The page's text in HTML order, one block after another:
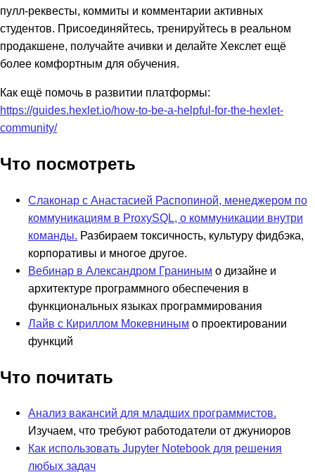
пулл-реквесты, коммиты и комментарии активных
студентов. Присоединяйтесь, тренируйтесь в реальном
продакшене, получайте ачивки и делайте Хекслет ещё
более комфортным для обучения.
Как ещё помочь в развитии платформы:
https://guides.hexlet.io/how-to-be-a-helpful-for-the-hexlet-
community/
Что посмотреть
Слаконар с Анастасией Распопиной, менеджером по
коммуникациям в ProxySQL, о коммуникации внутри
команды. Разбираем токсичность, культуру фидбэка,
корпоративы и многое другое.
Вебинар в Александром Граниным о дизайне и
архитектуре программного обеспечения в
функциональных языках программирования
Лайв с Кириллом Мокевниным о проектировании
функций
Что почитать
Анализ вакансий для младших программистов.
Изучаем, что требуют работодатели от джуниоров
Как использовать Jupyter Notebook для решения
любых задач